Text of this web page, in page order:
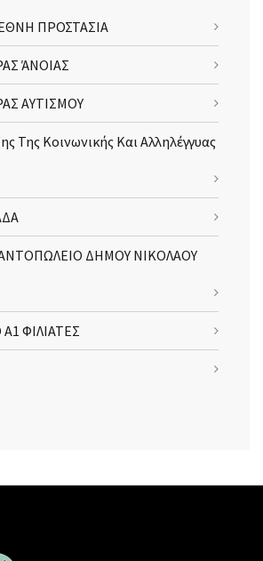
ΠΡΟΣΤΑΣΙΑ
ΆΝΟΙΑΣ
ΑΥΤΙΣΜΟΥ
Της Κοινωνικής Και Αλληλέγγυας
ΔΗΜΟΥ ΝΙΚΟΛΑΟΥ
ΦΙΛΙΑΤΕΣ